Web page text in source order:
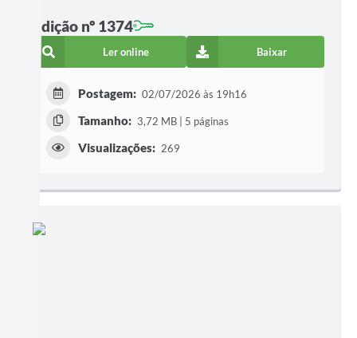
Edição nº 1374
Ler online Baixar
Postagem: 02/07/2026 às 19h16
Tamanho: 3,72 MB | 5 páginas
Visualizações: 269